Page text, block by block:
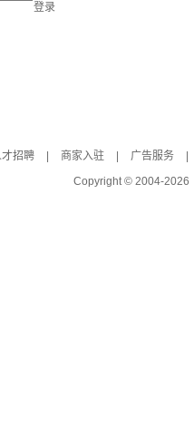
登录
招聘 商家入驻 广告服务
Copyright © 2004-2026